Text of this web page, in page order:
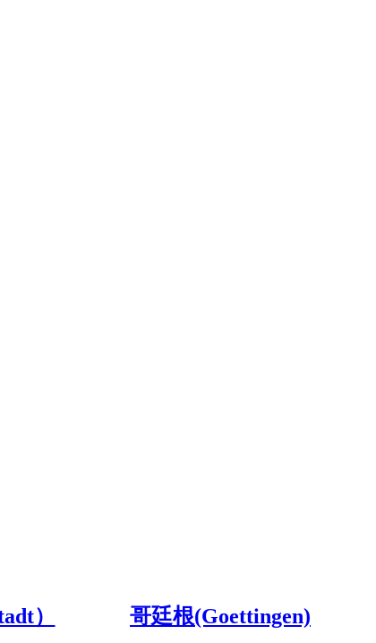
） 哥廷根(Goettingen)